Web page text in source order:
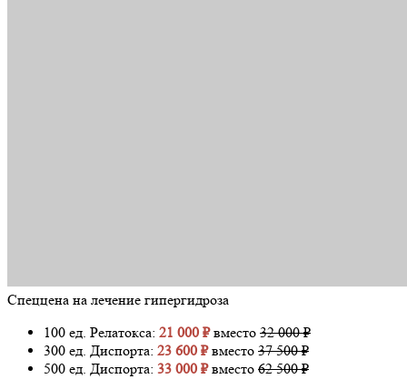
Спеццена на лечение гипергидроза
100 ед. Релатокса: 21 000 ₽вместо 32 000 ₽
300 ед. Диспорта: 23 600 ₽вместо 37 500 ₽
500 ед. Диспорта: 33 000 ₽вместо 62 500 ₽